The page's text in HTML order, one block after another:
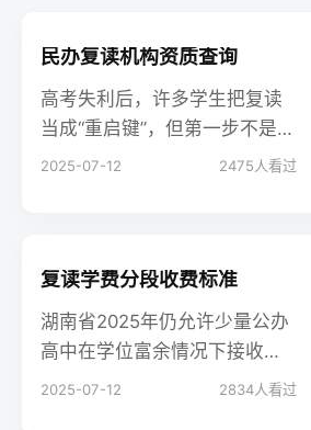
民办复读机构资质查询
高考失利后，许多学生把复读
当成“重启键”，但第一步不是埋
头刷题，而是先给目标机构做
响亮的口号都可能是空头支
票。
2025-07-12 2475人看过
复读学费分段收费标准
湖南省2025年仍允许少量公办
高中在学位富余情况下接收复
读插班生，收费执行公办生标
2025-07-12 2834人看过